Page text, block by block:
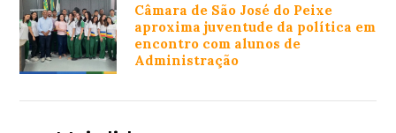
Câmara de São José do Peixe
aproxima juventude da política em
encontro com alunos de
Administração